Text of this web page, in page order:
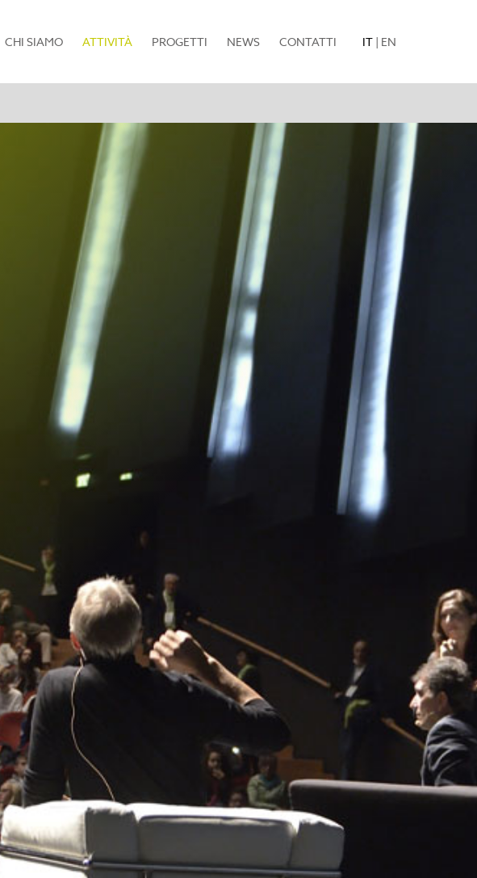
CHI SIAMO ATTIVITÀ(current)PROGETTI NEWS CONTATTI IT | EN